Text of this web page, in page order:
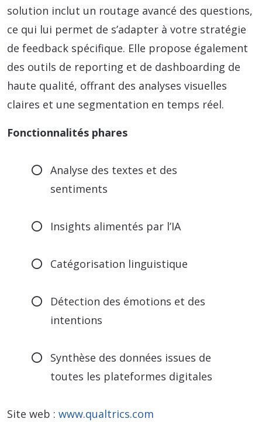
solution inclut un routage avancé des questions,
ce qui lui permet de s’adapter à votre stratégie
de feedback spécifique. Elle propose également
des outils de reporting et de dashboarding de
haute qualité, offrant des analyses visuelles
claires et une segmentation en temps réel.
Fonctionnalités phares
Analyse des textes et des
sentiments
Insights alimentés par l’IA
Catégorisation linguistique
Détection des émotions et des
intentions
Synthèse des données issues de
toutes les plateformes digitales
Site web : www.qualtrics.com